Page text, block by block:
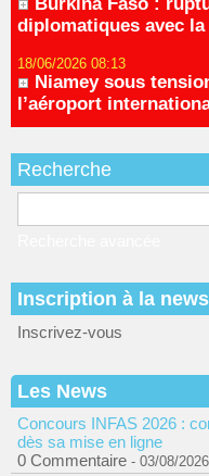
diplomatiques avec la
18/06/2026 08:13
Niamey sous
l’aéroport
Recherche
Inscription à la
Inscrivez-vous
Les News
Concours INFAS 2026 :
dès sa mise en ligne
0 Commentaire - 03/08/2026